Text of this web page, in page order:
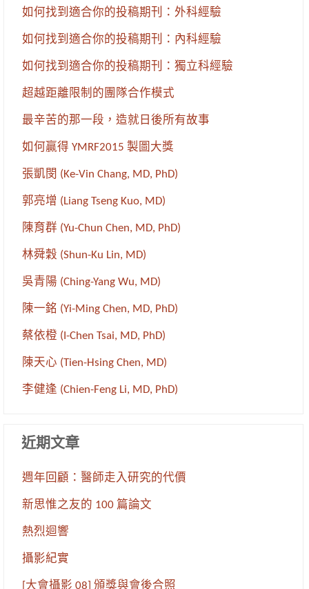
如何找到適合你的投稿期刊：外科經驗
如何找到適合你的投稿期刊：內科經驗
如何找到適合你的投稿期刊：獨立科經驗
超越距離限制的團隊合作模式
最辛苦的那一段，造就日後所有故事
如何贏得 YMRF2015 製圖大獎
張凱閔 (Ke-Vin Chang, MD, PhD)
郭亮增 (Liang Tseng Kuo, MD)
陳育群 (Yu-Chun Chen, MD, PhD)
林舜穀 (Shun-Ku Lin, MD)
吳青陽 (Ching-Yang Wu, MD)
陳一銘 (Yi-Ming Chen, MD, PhD)
蔡依橙 (I-Chen Tsai, MD, PhD)
陳天心 (Tien-Hsing Chen, MD)
李健逢 (Chien-Feng Li, MD, PhD)
近期文章
週年回顧：醫師走入研究的代價
新思惟之友的 100 篇論文
熱烈迴響
攝影紀實
[大會攝影 08] 頒獎與會後合照